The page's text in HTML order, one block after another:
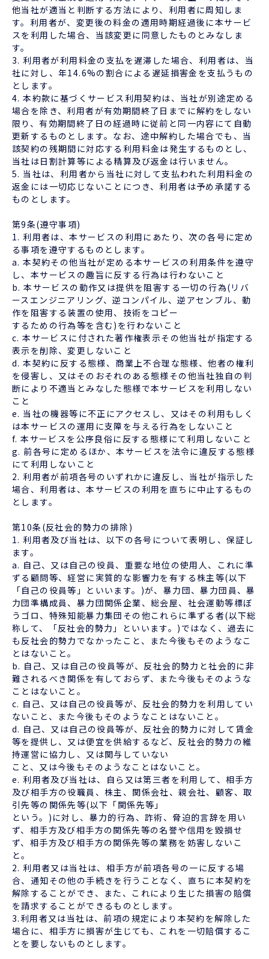
他当社が適当と判断する方法により、利用者に周知しま
す。利用者が、変更後の料金の適用時期経過後に本サービ
スを利用した場合、当該変更に同意したものとみなしま
す。
3. 利用者が利用料金の支払を遅滞した場合、利用者は、当
社に対し、年14.6%の割合による遅延損害金を支払うもの
とします。
4. 本約款に基づくサービス利用契約は、当社が別途定める
場合を除き、利用者が有効期間終了日までに解約をしない
限り、有効期間終了日の経過時に従前と同一内容にて自動
更新するものとします。なお、途中解約した場合でも、当
該契約の残期間に対応する利用料金は発生するものとし、
当社は日割計算等による精算及び返金は行いません。
5. 当社は、利用者から当社に対して支払われた利用料金の
返金には一切応じないことにつき、利用者は予め承諾する
ものとします。
第9条(遵守事項)
1. 利用者は、本サービスの利用にあたり、次の各号に定め
る事項を遵守するものとします。
a. 本契約その他当社が定める本サービスの利用条件を遵守
し、本サービスの趣旨に反する行為は行わないこと
b. 本サービスの動作又は提供を阻害する一切の行為(リバ
ースエンジニアリング、逆コンパイル、逆アセンブル、動
作を阻害する装置の使用、技術をコピー
するための行為等を含む)を行わないこと
c. 本サービスに付された著作権表示その他当社が指定する
表示を削除、変更しないこと
d. 本契約に反する態様、商業上不合理な態様、他者の権利
を侵害し、又はそのおそれのある態様その他当社独自の判
断により不適当とみなした態様で本サービスを利用しない
こと
e. 当社の機器等に不正にアクセスし、又はその利用もしく
は本サービスの運用に支障を与える行為をしないこと
f. 本サービスを公序良俗に反する態様にて利用しないこと
g. 前各号に定めるほか、本サービスを法令に違反する態様
にて利用しないこと
2. 利用者が前項各号のいずれかに違反し、当社が指示した
場合、利用者は、本サービスの利用を直ちに中止するもの
とします。
第10条(反社会的勢力の排除)
1. 利用者及び当社は、以下の各号について表明し、保証し
ます。
a. 自己、又は自己の役員、重要な地位の使用人、これに準
ずる顧問等、経営に実質的な影響力を有する株主等(以下
「自己の役員等」といいます。)が、暴力団、暴力団員、暴
力団準構成員、暴力団関係企業、総会屋、社会運動等標ぼ
うゴロ、特殊知能暴力集団その他これらに準ずる者(以下総
称して、「反社会的勢力」といいます。)ではなく、過去に
も反社会的勢力でなかったこと、また今後もそのようなこ
とはないこと。
b. 自己、又は自己の役員等が、反社会的勢力と社会的に非
難されるべき関係を有しておらず、また今後もそのような
ことはないこと。
c. 自己、又は自己の役員等が、反社会的勢力を利用してい
ないこと、また今後もそのようなことはないこと。
d. 自己、又は自己の役員等が、反社会的勢力に対して賃金
等を提供し、又は便宜を供給するなど、反社会的勢力の維
持運営に協力し、又は関与していない
こと、又は今後もそのようなことはないこと。
e. 利用者及び当社は、自ら又は第三者を利用して、相手方
及び相手方の役職員、株主、関係会社、親会社、顧客、取
引先等の関係先等(以下「関係先等」
という。)に対し、暴力的行為、詐術、脅迫的言辞を用い
ず、相手方及び相手方の関係先等の名誉や信用を毀損せ
ず、相手方及び相手方の関係先等の業務を妨害しないこ
と。
2. 利用者又は当社は、相手方が前項各号の一に反する場
合、通知その他の手続きを行うことなく、直ちに本契約を
解除することができ、また、これにより生じた損害の賠償
を請求することができるものとします。
3.利用者又は当社は、前項の規定により本契約を解除した
場合に、相手方に損害が生じても、これを一切賠償するこ
とを要しないものとします。